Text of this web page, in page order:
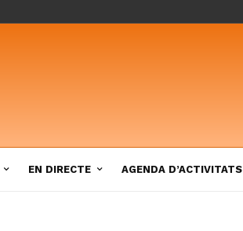
EN DIRECTE AGENDA D’ACTIVITATS